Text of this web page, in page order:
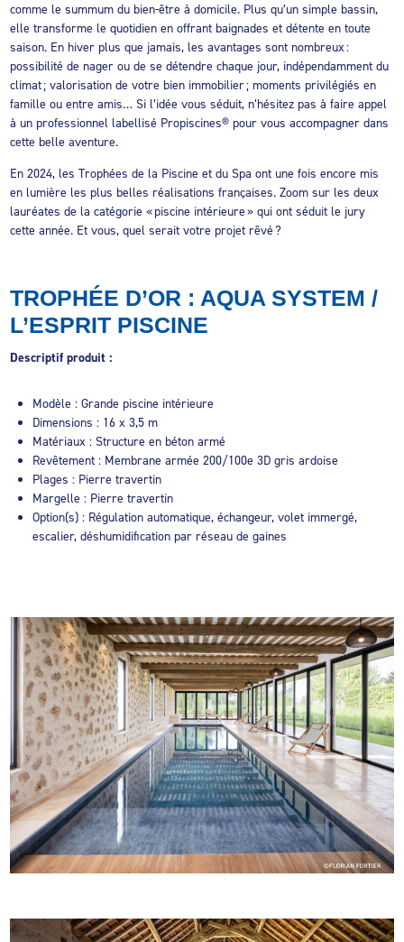
comme le summum du bien-être à domicile. Plus qu’un simple bassin,
elle transforme le quotidien en offrant baignades et détente en toute
saison. En hiver plus que jamais, les avantages sont nombreux :
possibilité de nager ou de se détendre chaque jour, indépendamment du
climat ; valorisation de votre bien immobilier ; moments privilégiés en
famille ou entre amis… Si l’idée vous séduit, n’hésitez pas à faire appel
à un professionnel labellisé Propiscines® pour vous accompagner dans
cette belle aventure.
En 2024, les Trophées de la Piscine et du Spa ont une fois encore mis
en lumière les plus belles réalisations françaises. Zoom sur les deux
lauréates de la catégorie « piscine intérieure » qui ont séduit le jury
cette année. Et vous, quel serait votre projet rêvé ?
TROPHÉE D’OR : AQUA SYSTEM /
L’ESPRIT PISCINE
Descriptif produit :
Modèle : Grande piscine intérieure
Dimensions : 16 x 3,5 m
Matériaux : Structure en béton armé
Revêtement : Membrane armée 200/100e 3D gris ardoise
Plages : Pierre travertin
Margelle : Pierre travertin
Option(s) : Régulation automatique, échangeur, volet immergé,
escalier, déshumidification par réseau de gaines